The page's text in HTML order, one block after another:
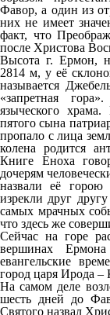
Фавор, а один из
них не имеет
факт, что
после Христова
Высота г. Ермон,
2814 м, у её
называется
«запретная
языческого
пятого сына
пропало с лица
колена родится
Книге Еноха
дочерям
назвали её
изрекли дpyг
самых мрачных
что здесь же
Сейчас на горе
вершинах
евангельские
город царя Ирода
На самом деле
шесть дней до
Святого назвал